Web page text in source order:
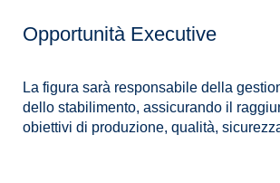
Opportunità Executive
La figura sarà responsabile della
dello stabilimento, assicurando il
obiettivi di produzione, qualità,